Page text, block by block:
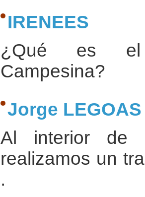
IRENEES
¿Qué es el
Campesina?
Jorge LEGOAS
Al interior de
realizamos un
.